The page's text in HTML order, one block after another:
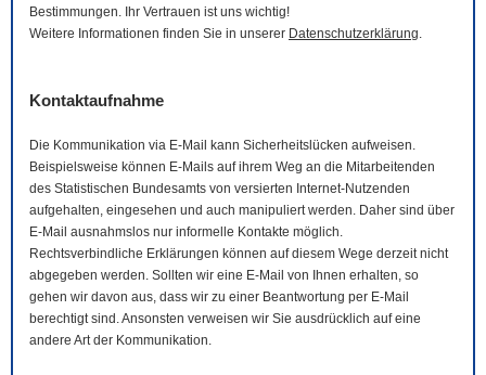
Bestimmungen. Ihr Vertrauen ist uns wichtig!
Weitere Informationen finden Sie in unserer Datenschutzerklärung.
Kontaktaufnahme
Die Kommunikation via E-Mail
kann Sicherheitslücken aufweisen.
Beispielsweise können E-Mails auf ihrem Weg an die Mitarbeitenden
des Statistischen Bundesamts von versierten Internet-Nutzenden
aufgehalten, eingesehen und auch manipuliert werden. Daher sind über
E-Mail ausnahmslos nur informelle Kontakte möglich.
Rechtsverbindliche Erklärungen können auf diesem Wege derzeit nicht
abgegeben werden. Sollten wir eine E-Mail von Ihnen erhalten, so
gehen wir davon aus, dass wir zu einer Beantwortung per E-Mail
berechtigt sind. Ansonsten verweisen wir Sie ausdrücklich auf eine
andere Art der Kommunikation.